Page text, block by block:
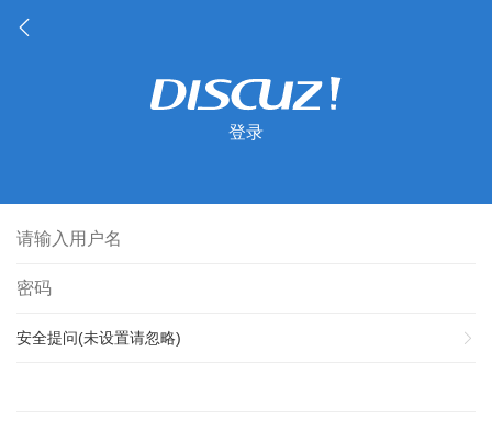
登录
安全提问(未设置请忽略)